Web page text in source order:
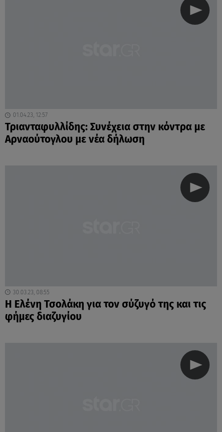
01.04.23, 12:57
Τριανταφυλλίδης: Συνέχεια στην κόντρα με
Αρναούτογλου με νέα δήλωση
30.03.23, 08:55
Η Ελένη Τσολάκη για τον σύζυγό της και τις
φήμες διαζυγίου